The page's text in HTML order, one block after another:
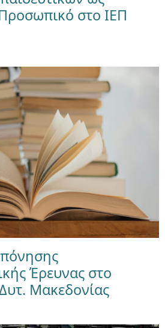
στο ΙΕΠ
Έρευνας στο
Μακεδονίας